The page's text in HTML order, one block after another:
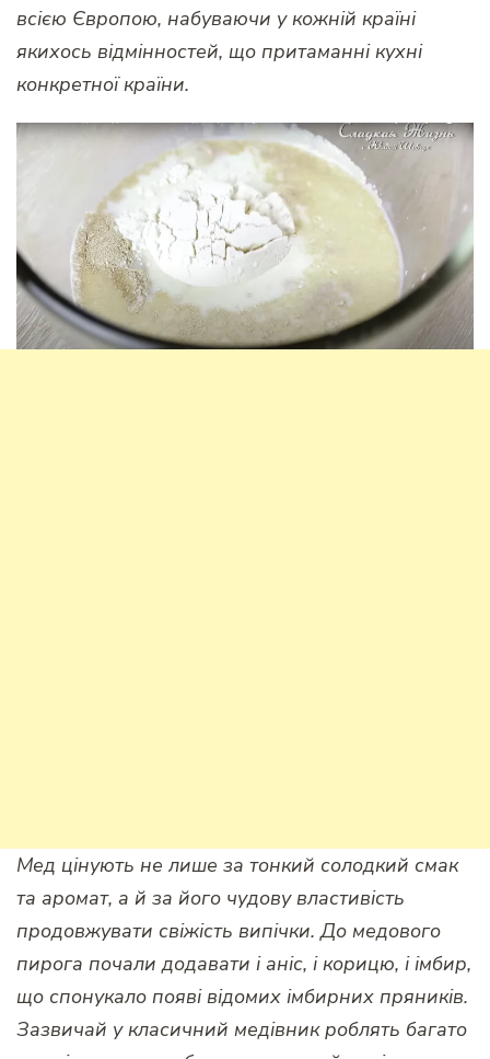
всією Європою, набуваючи у кожній країні
якихось відмінностей, що притаманні кухні
конкретної країни.
Мед цінують не лише за тонкий солодкий смак
та аромат, а й за його чудову властивість
продовжувати свіжість випічки. До медового
пирога почали додавати і аніс, і корицю, і імбир,
що спонукало появі відомих імбирних пряників.
Зазвичай у класичний медівник роблять багато